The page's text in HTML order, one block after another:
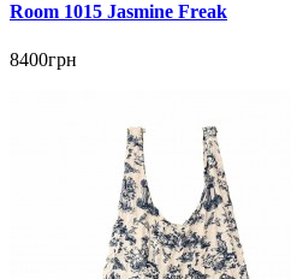
Room 1015 Jasmine Freak
8400грн